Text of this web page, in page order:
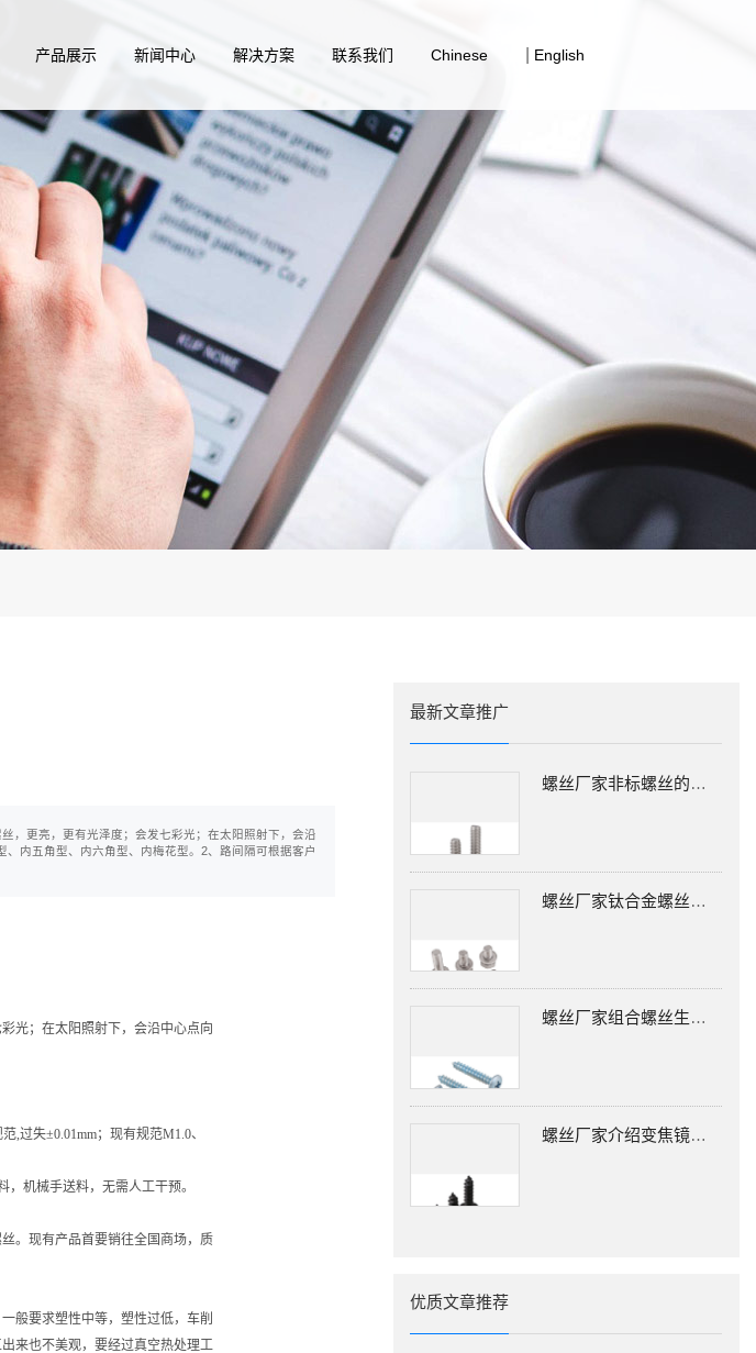
产品展示
不锈钢紧固件系列
低碳钢与高强度紧固件系列
铜紧固件系列
钛紧固件系列
尼龙塑料紧固件系列
非标类紧固件系列
新闻中心
公司新闻
行业新闻
常见问题
解决方案
风电塔筒系统解决方案
管廊行业解决方案
通讯设备行业解决方案
薄板连接铆接系统解决方案
水处理行业解决方案
商用车紧固件解决方案
光伏行业解决方案
新能源电池行业解决方案
联系我们 Chinese English
更亮，更有光泽度；会发七彩光；在太阳照射下，会沿
内五角型、内六角型、内梅花型。2、路间隔可根据客户
光；在太阳照射下，会沿中心点向
,过失±0.01mm；现有规范M1.0、
机械手送料，无需人工干预。
。现有产品首要销往全国商场，质
般要求塑性中等，塑性过低，车削
来也不美观，要经过真空热处理工
最新文章推广
螺丝厂家非标螺丝的类型及适用场合
螺丝厂家钛合金螺丝厂家：什么是钛，钛应用是什么?
螺丝厂家组合螺丝生锈的问题要怎么处理？
螺丝厂家介绍变焦镜头螺钉松动该怎么处理
优质文章推荐